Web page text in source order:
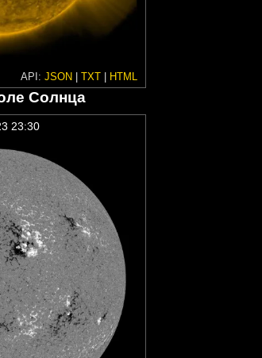
API: JSON TXT HTML
Солнца
23:30